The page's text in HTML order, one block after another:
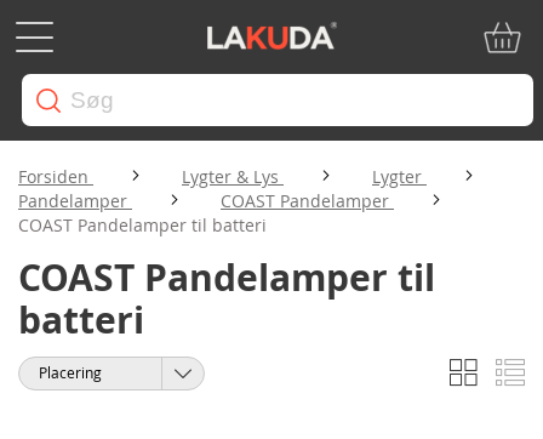
Forsiden Lygter & Lys
Lygter
Pandelamper
COAST Pandelamper
COAST Pandelamper til batteri
COAST Pandelamper til
batteri
Vis
som
Gitter
Sorter